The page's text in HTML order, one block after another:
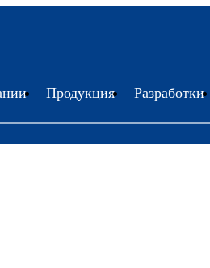
Продукция Разработки